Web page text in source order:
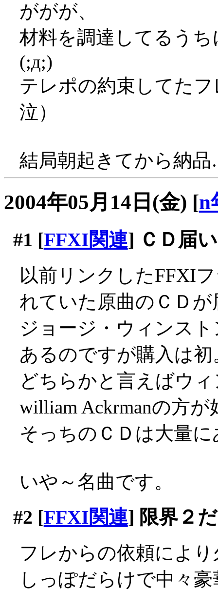
ががが、
材料を調達してるう
(;д;)
テレポの約束してた
泣）
結局朝起きてから納
2004年05月14日(金) [n
#1 [FFXI関連] ＣＤ届
以前リンクしたFFXI
れていた原曲のＣＤ
ジョージ・ウィンス
あるのですが購入は初
どちらかと言えばウ
william Ackrmanの方
そっちのＣＤは大量
いや～名曲です。
#2 [FFXI関連] 限界２
フレからの依頼によ
しっぽだらけで中々